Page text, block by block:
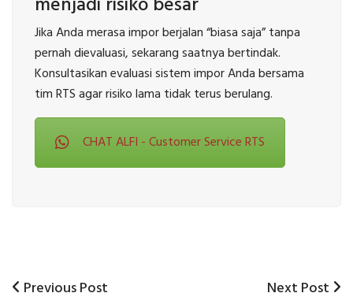
Jika Anda merasa impor berjalan “biasa saja” tanpa
pernah dievaluasi, sekarang saatnya bertindak.
Konsultasikan evaluasi sistem impor Anda bersama
tim RTS agar risiko lama tidak terus berulang.
CHAT ALFI - Customer Service RTS
Previous Next